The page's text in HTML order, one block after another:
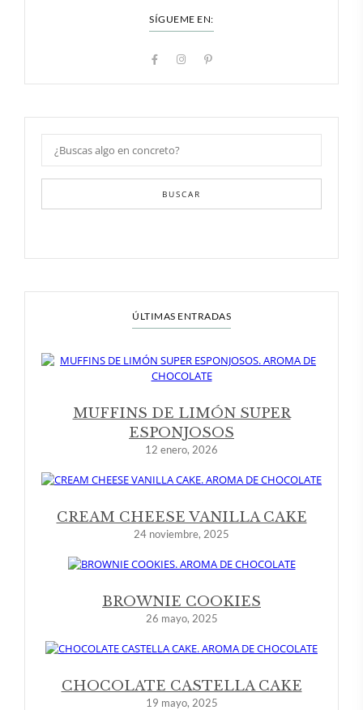
SÍGUEME EN:
BUSCAR
ÚLTIMAS ENTRADAS
MUFFINS DE LIMÓN SUPER
ESPONJOSOS
12 enero, 2026
CREAM CHEESE VANILLA CAKE
24 noviembre, 2025
BROWNIE COOKIES
26 mayo, 2025
CHOCOLATE CASTELLA CAKE
19 mayo, 2025